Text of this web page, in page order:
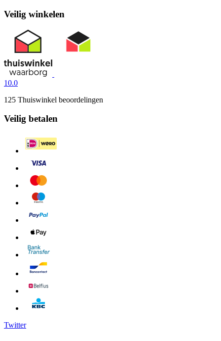
Veilig winkelen
10.0
125 Thuiswinkel beoordelingen
Veilig betalen
Twitter